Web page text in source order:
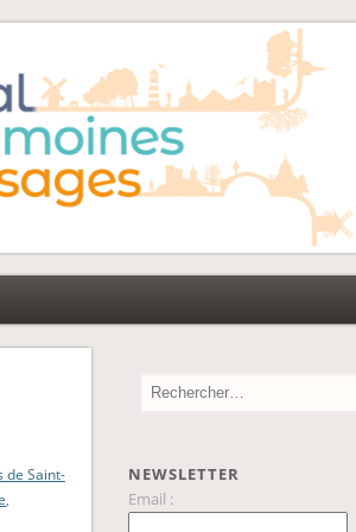
de Saint-
,
NEWSLETTER
Email :